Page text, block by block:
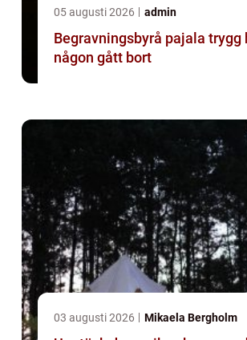
05 augusti 2026 admin
Begravningsbyrå pajala trygg hjälp när
någon gått bort
03 augusti 2026 Mikaela Bergholm